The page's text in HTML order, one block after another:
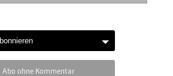
Abo ohne Kommentar